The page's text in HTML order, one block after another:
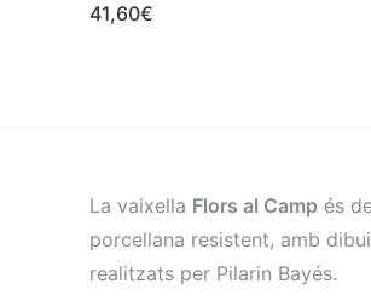
41,60€
La vaixella Flors al Camp és
porcellana resistent, amb
realitzats per Pilarin Bayés.